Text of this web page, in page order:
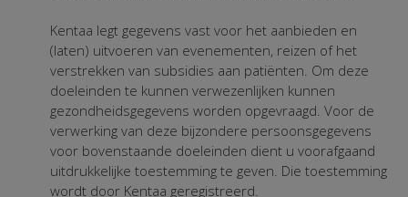
Kentaa legt gegevens vast voor het aanbieden en
(laten) uitvoeren van evenementen, reizen of het
verstrekken van subsidies aan patiënten. Om deze
doeleinden te kunnen verwezenlijken kunnen
gezondheidsgegevens worden opgevraagd. Voor de
verwerking van deze bijzondere persoonsgegevens
voor bovenstaande doeleinden dient u voorafgaand
uitdrukkelijke toestemming te geven. Die toestemming
wordt door Kentaa geregistreerd.